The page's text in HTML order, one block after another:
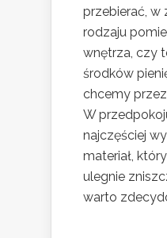
przebierać, w
rodzaju
wnętrza, czy
środków
chcemy
W
najczęściej
materiał,
ulegnie
warto